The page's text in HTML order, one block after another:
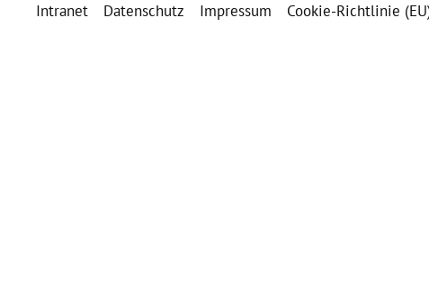
Intranet Datenschutz Impressum Cookie-Richtlinie